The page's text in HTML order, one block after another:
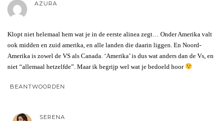
AZURA
Klopt niet helemaal hem wat je in de eerste alinea zegt… Onder Amerika valt
ook midden en zuid amerika, en alle landen die daarin liggen. En Noord-
Amerika is zowel de VS als Canada. ‘Amerika’ is dus wat anders dan de Vs, en
niet “allemaal hetzelfde”. Maar ik begrijp wel wat je bedoeld hoor
BEANTWOORDEN
SERENA